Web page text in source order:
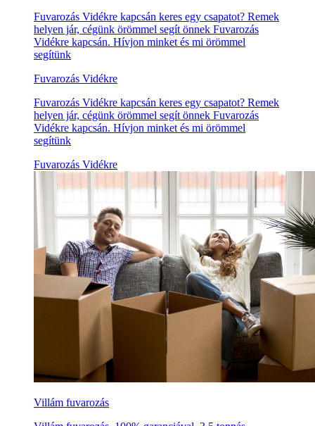
Fuvarozás Vidékre kapcsán keres egy csapatot? Remek
helyen jár, cégünk örömmel segít önnek Fuvarozás
Vidékre kapcsán. Hívjon minket és mi örömmel
segítünk
Fuvarozás Vidékre
Fuvarozás Vidékre kapcsán keres egy csapatot? Remek
helyen jár, cégünk örömmel segít önnek Fuvarozás
Vidékre kapcsán. Hívjon minket és mi örömmel
segítünk
Fuvarozás Vidékre
Villám fuvarozás